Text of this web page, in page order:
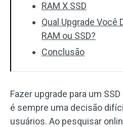
RAM X SSD
Qual Upgrade Você
RAM ou SSD?
Conclusão
Fazer upgrade para um
é sempre uma decisão
usuários. Ao pesquisar